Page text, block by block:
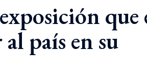
que
país en su